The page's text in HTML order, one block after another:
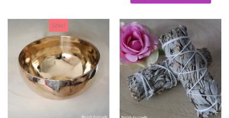
Sale!
Le
prix
initial
était :
85,00 €.
actuel
est :
50,00 €.